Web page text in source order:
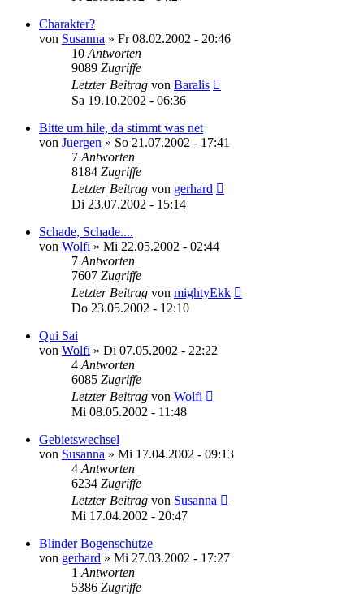
Charakter?
von Susanna » Fr 08.02.2002 - 20:46
10 Antworten
9089 Zugriffe
Letzter Beitrag von Baralis
Sa 19.10.2002 - 06:36
Bitte um hile, da stimmt was net
von Juergen » So 21.07.2002 - 17:41
7 Antworten
8184 Zugriffe
Letzter Beitrag von gerhard
Di 23.07.2002 - 15:14
Schade, Schade....
von Wolfi » Mi 22.05.2002 - 02:44
7 Antworten
7607 Zugriffe
Letzter Beitrag von mightyEkk
Do 23.05.2002 - 12:10
Qui Sai
von Wolfi » Di 07.05.2002 - 22:22
4 Antworten
6085 Zugriffe
Letzter Beitrag von Wolfi
Mi 08.05.2002 - 11:48
Gebietswechsel
von Susanna » Mi 17.04.2002 - 09:13
4 Antworten
6234 Zugriffe
Letzter Beitrag von Susanna
Mi 17.04.2002 - 20:47
Blinder Bogenschütze
von gerhard » Mi 27.03.2002 - 17:27
1 Antworten
5386 Zugriffe